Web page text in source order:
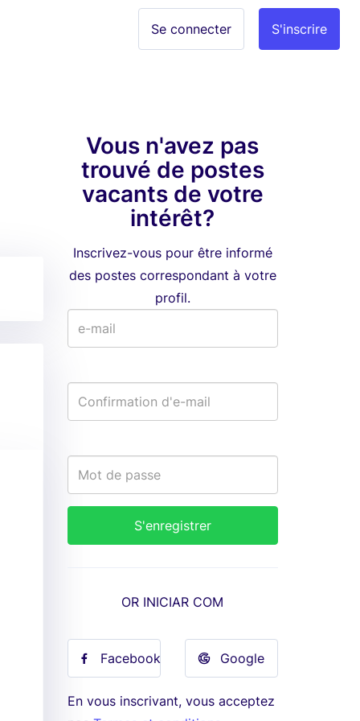
S'inscrire
Se connecter
Vous n'avez pas
trouvé de postes
vacants de votre
intérêt?
Inscrivez-vous pour être informé
des postes correspondant à votre
profil.
OR INICIAR COM
Facebook Google
En vous inscrivant, vous acceptez